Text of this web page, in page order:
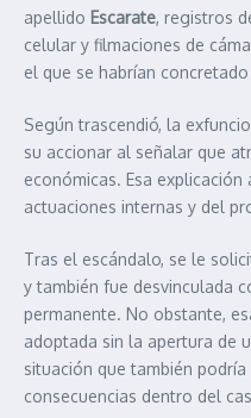
apellido Escarate, registros
celular y filmaciones de
el que se habrían
Según trascendió, la
su accionar al señalar que
económicas. Esa
actuaciones internas y del
Tras el escándalo, se le
y también fue desvinculada
permanente. No obstante,
adoptada sin la apertura de
situación que también
consecuencias dentro del